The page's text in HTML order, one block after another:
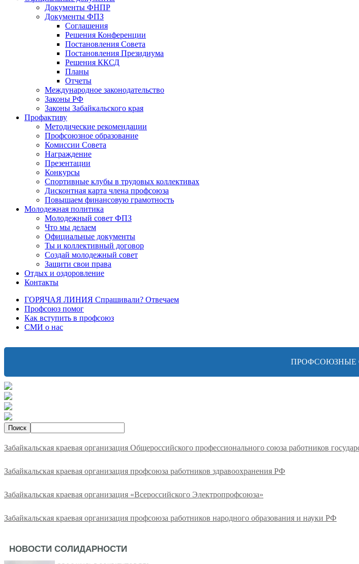
Документы ФНПР
Документы ФПЗ
Соглашения
Решения Конференции
Постановления Совета
Постановления Президиума
Решения ККСД
Планы
Отчеты
Международное законодательство
Законы РФ
Законы Забайкальского края
Профактиву
Методические рекомендации
Профсоюзное образование
Комиссии Совета
Награждение
Презентации
Конкурсы
Спортивные клубы в трудовых коллективах
Дисконтная карта члена профсоюза
Повышаем финансовую грамотность
Молодежная политика
Молодежный совет ФПЗ
Что мы делаем
Официальные документы
Ты и коллективный договор
Создай молодежный совет
Защити свои права
Отдых и оздоровление
Контакты
ГОРЯЧАЯ ЛИНИЯ Спрашивали? Отвечаем
Профсоюз помог
Как вступить в профсоюз
СМИ о нас
ПРОФСОЮЗНЫЕ
Забайкальская краевая организация Общероссийского профессионального союза работников
Забайкальская краевая организация профсоюза работников здравоохранения РФ
Забайкальская краевая организация «Всероссийского Электропрофсоюза»
Забайкальская краевая организация профсоюза работников народного образования и науки РФ
НОВОСТИ СОЛИДАРНОСТИ